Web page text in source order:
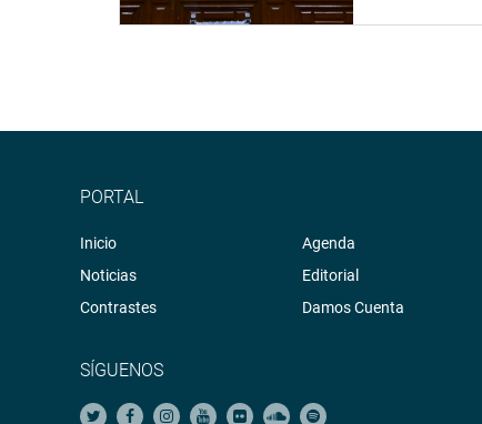
PORTAL
Inicio
Noticias
Contrastes
Agenda
Editorial
Damos Cuenta
SÍGUENOS